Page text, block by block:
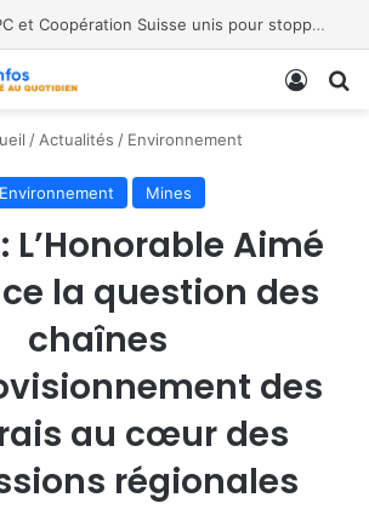
Moria FM, UNPC et Coopération Suisse unis pour stopper Ebola à Bukavu
/ Actualités / Environnement
Environnement Mines
L’Honorable Aimé
la question des
chaînes
des
au cœur des
régionales